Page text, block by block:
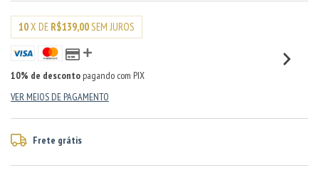
10X DE R$139,00SEM JUROS
10% de desconto pagando com PIX
VER MEIOS DE PAGAMENTO
Frete grátis